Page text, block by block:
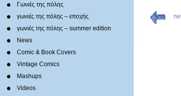
Γωνιές της πόλης
γωνιές της πόλης – εποχής
γωνιές της πόλης – summer edition
News
Comic & Book Covers
Vintage Comics
Mashups
Videos